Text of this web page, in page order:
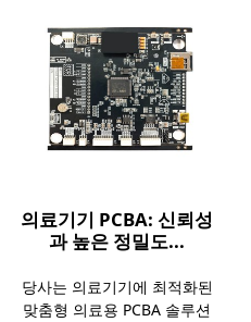
의료기기 PCBA: 신뢰성
과 높은 정밀도...
당사는 의료기기에 최적화된
맞춤형 의료용 PCBA 솔루션